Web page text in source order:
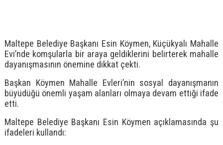
Maltepe Belediye Başkanı Esin Köymen, Küçükyalı Mahalle
Evi’nde komşularla bir araya geldiklerini belirterek mahalle
dayanışmasının önemine dikkat çekti.
Başkan Köymen Mahalle Evleri’nin sosyal dayanışmanın
büyüdüğü önemli yaşam alanları olmaya devam ettiği ifade
etti.
Maltepe Belediye Başkanı Esin Köymen açıklamasında şu
ifadeleri kullandı: